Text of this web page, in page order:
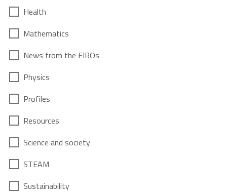
Health
Mathematics
News from the EIROs
Physics
Profiles
Resources
Science and society
STEAM
Sustainability